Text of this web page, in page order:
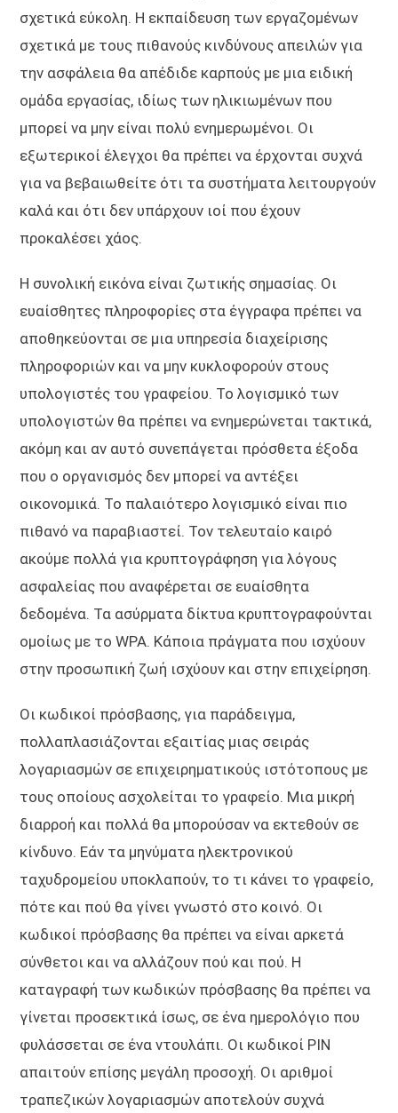
σχετικά εύκολη. Η εκπαίδευση των εργαζομένων
σχετικά με τους πιθανούς κινδύνους απειλών για
την ασφάλεια θα απέδιδε καρπούς με μια ειδική
ομάδα εργασίας, ιδίως των ηλικιωμένων που
μπορεί να μην είναι πολύ ενημερωμένοι. Οι
εξωτερικοί έλεγχοι θα πρέπει να έρχονται συχνά
για να βεβαιωθείτε ότι τα συστήματα λειτουργούν
καλά και ότι δεν υπάρχουν ιοί που έχουν
προκαλέσει χάος.
Η συνολική εικόνα είναι ζωτικής σημασίας. Οι
ευαίσθητες πληροφορίες στα έγγραφα πρέπει να
αποθηκεύονται σε μια υπηρεσία διαχείρισης
πληροφοριών και να μην κυκλοφορούν στους
υπολογιστές του γραφείου. Το λογισμικό των
υπολογιστών θα πρέπει να ενημερώνεται τακτικά,
ακόμη και αν αυτό συνεπάγεται πρόσθετα έξοδα
που ο οργανισμός δεν μπορεί να αντέξει
οικονομικά. Το παλαιότερο λογισμικό είναι πιο
πιθανό να παραβιαστεί. Τον τελευταίο καιρό
ακούμε πολλά για κρυπτογράφηση για λόγους
ασφαλείας που αναφέρεται σε ευαίσθητα
δεδομένα. Τα ασύρματα δίκτυα κρυπτογραφούνται
ομοίως με το WPA. Κάποια πράγματα που ισχύουν
στην προσωπική ζωή ισχύουν και στην επιχείρηση.
Οι κωδικοί πρόσβασης, για παράδειγμα,
πολλαπλασιάζονται εξαιτίας μιας σειράς
λογαριασμών σε επιχειρηματικούς ιστότοπους με
τους οποίους ασχολείται το γραφείο. Μια μικρή
διαρροή και πολλά θα μπορούσαν να εκτεθούν σε
κίνδυνο. Εάν τα μηνύματα ηλεκτρονικού
ταχυδρομείου υποκλαπούν, το τι κάνει το γραφείο,
πότε και πού θα γίνει γνωστό στο κοινό. Οι
κωδικοί πρόσβασης θα πρέπει να είναι αρκετά
σύνθετοι και να αλλάζουν πού και πού. Η
καταγραφή των κωδικών πρόσβασης θα πρέπει να
γίνεται προσεκτικά ίσως, σε ένα ημερολόγιο που
φυλάσσεται σε ένα ντουλάπι. Οι κωδικοί PIN
απαιτούν επίσης μεγάλη προσοχή. Οι αριθμοί
τραπεζικών λογαριασμών αποτελούν συχνά